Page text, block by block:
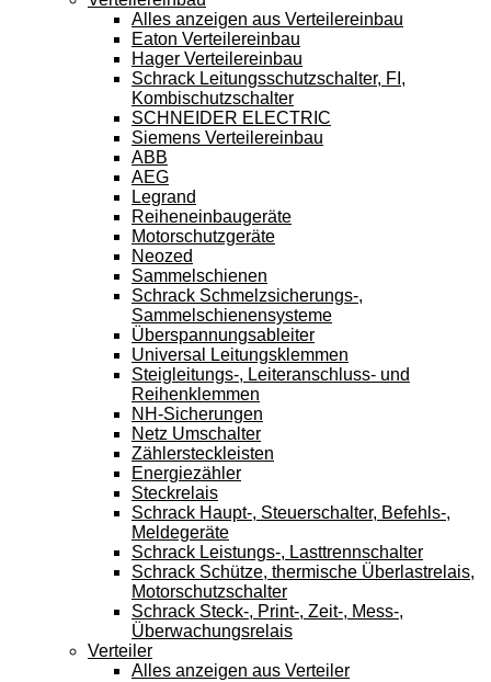
und
Streichgesten
verwenden.
Alles anzeigen aus Verteilereinbau
Eaton Verteilereinbau
Hager Verteilereinbau
Schrack Leitungsschutzschalter, FI,
Kombischutzschalter
SCHNEIDER ELECTRIC
Siemens Verteilereinbau
ABB
AEG
Legrand
Reiheneinbaugeräte
Motorschutzgeräte
Neozed
Sammelschienen
Schrack Schmelzsicherungs-,
Sammelschienensysteme
Überspannungsableiter
Universal Leitungsklemmen
Steigleitungs-, Leiteranschluss- und
Reihenklemmen
NH-Sicherungen
Netz Umschalter
Zählersteckleisten
Energiezähler
Steckrelais
Schrack Haupt-, Steuerschalter, Befehls-,
Meldegeräte
Schrack Leistungs-, Lasttrennschalter
Schrack Schütze, thermische Überlastrelais,
Motorschutzschalter
Schrack Steck-, Print-, Zeit-, Mess-,
Überwachungsrelais
Verteiler
Alles anzeigen aus Verteiler